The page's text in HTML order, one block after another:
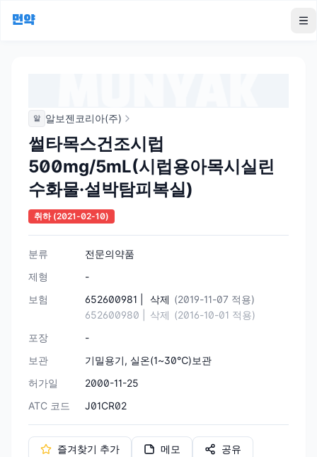
먼약
알 알보젠코리아(주)
썰타목스건조시럽
500mg/5mL(시럽용아목시실린
수화물·설박탐피복실)
취하(2021-02-10)
분류
전문의약품
제형
-
보험
652600981 | 삭제 (2019-11-07 적용)
652600980 |
삭제 (2016-10-01 적용)
포장
-
보관
기밀용기, 실온(1~30℃)보관
허가일
2000-11-25
ATC 코드
J01CR02
즐겨찾기 추가 메모 공유